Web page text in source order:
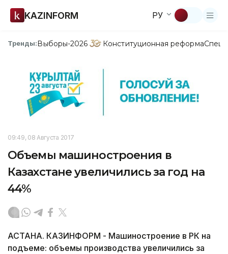
KAZINFORM РУ
Тренды:Выборы-2026 Конституционная реформа
09:49, 08 Августа 2017
Объемы машиностроения в
Казахстане увеличились за год на
44%
АСТАНА. КАЗИНФОРМ - Машиностроение в РК на
подъеме: объемы производства увеличились за